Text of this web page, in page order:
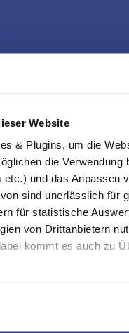
Website
& Plugins, um die
die
und das Anpassen
sind unerlässlich für
für statistische
von Drittanbietern
kommt es auch zu